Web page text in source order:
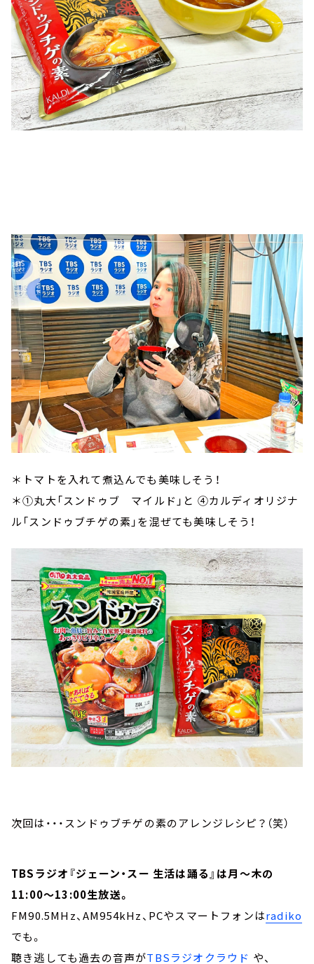
＊トマトを入れて煮込んでも美味しそう！
＊①丸大「スンドゥブ マイルド」と ④カルディオリジナ
ル「スンドゥブチゲの素」を混ぜても美味しそう！
次回は・・・スンドゥブチゲの素のアレンジレシピ？（笑）
TBSラジオ『ジェーン・スー 生活は踊る』は月～木の
11:00～13:00生放送。
FM90.5MHz、AM954kHz、PCやスマートフォンはradiko
でも。
聴き逃しても過去の音声がTBSラジオクラウド や、